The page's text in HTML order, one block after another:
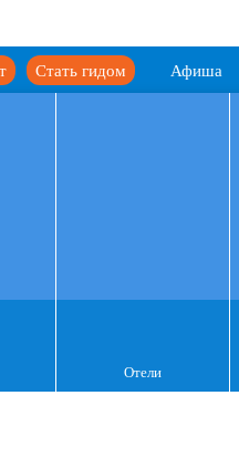
Афиша
Стать гидом
Отели